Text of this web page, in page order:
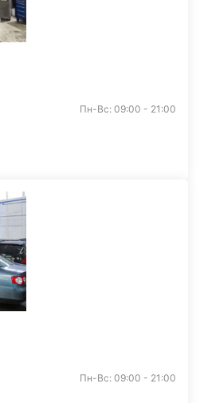
Пн-Вс: 09:00 - 21:00
Пн-Вс: 09:00 - 21:00